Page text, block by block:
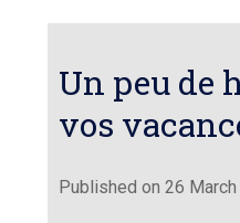
Un peu de
vos
Published on 26 March